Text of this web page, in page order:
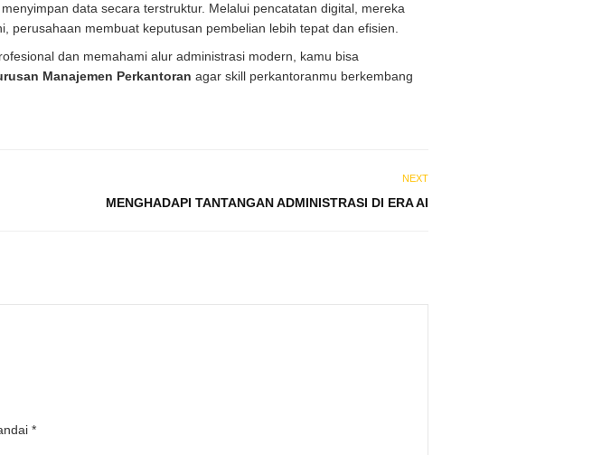
data secara terstruktur. Melalui pencatatan digital, mereka
membuat keputusan pembelian lebih tepat dan efisien.
dan memahami alur administrasi modern, kamu bisa
Manajemen Perkantoran agar skill perkantoranmu berkembang
NEXT
MENGHADAPI TANTANGAN ADMINISTRASI DI ERA AI
*